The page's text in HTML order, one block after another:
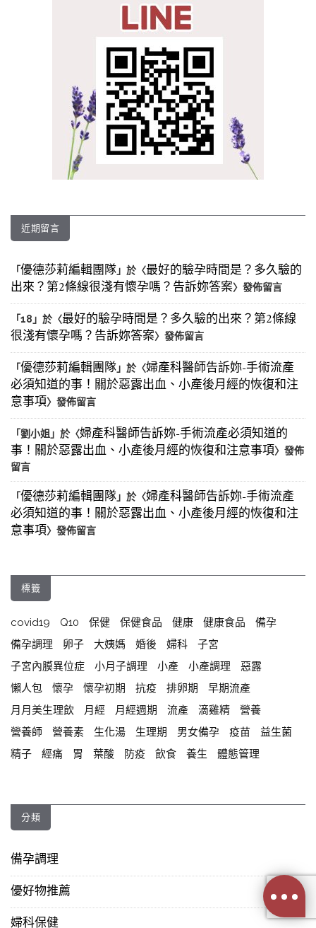
近期留言
「優德莎莉編輯團隊」於〈最好的驗孕時間是？多久驗的
出來？第2條線很淺有懷孕嗎？告訴妳答案〉發佈留言
「18 」於〈最好的驗孕時間是？多久驗的出來？第2條線
很淺有懷孕嗎？告訴妳答案〉發佈留言
「優德莎莉編輯團隊」於〈婦產科醫師告訴妳-手術流產
必須知道的事！關於惡露出血、小產後月經的恢復和注
意事項〉發佈留言
「劉小姐 」於〈婦產科醫師告訴妳-手術流產必須知道的
事！關於惡露出血、小產後月經的恢復和注意事項〉發佈
留言
「優德莎莉編輯團隊」於〈婦產科醫師告訴妳-手術流產
必須知道的事！關於惡露出血、小產後月經的恢復和注
意事項〉發佈留言
標籤
covid19 Q10 保健 保健食品 健康 健康食品
備孕
備孕調理
卵子 大姨媽 婚後 婦科
子宮
子宮內膜異位症
小月子調理 小產 小產調理
惡露
懶人包
懷孕 懷孕初期 抗疫 排卵期
早期流產
月月美生理飲
月經 月經週期 流產 滴雞精
營養
營養師
營養素 生化湯 生理期 男女備孕 疫苗
益生菌
精子
經痛 胃 葉酸 防疫 飲食 養生 體態管理
分類
備孕調理
優好物推薦
婦科保健